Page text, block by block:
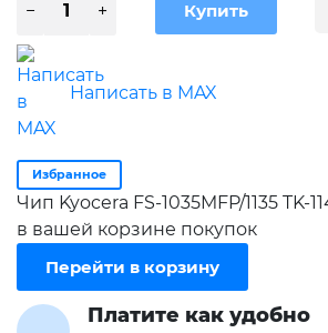
Написать в MAX
Избранное
Чип Kyocera FS-1035MFP/1135 TK-
в вашей корзине покупок
Перейти в корзину
Платите как удобно